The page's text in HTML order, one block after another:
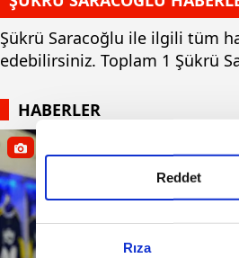
Rıza
Reddet
Şükrü Saracoğlu ile ilgili tüm
edebilirsiniz. Toplam 1 Şükrü
HABERLER